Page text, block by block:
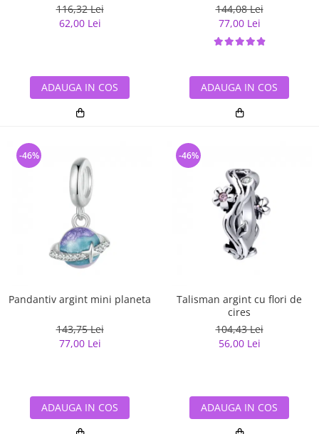
116,32 Lei
62,00 Lei
ADAUGA IN COS
144,08 Lei
77,00 Lei
ADAUGA IN COS
Pandantiv argint mini planeta
143,75 Lei
77,00 Lei
-46%
ADAUGA IN COS
Talisman argint cu flori de
cires
104,43 Lei
56,00 Lei
-46%
ADAUGA IN COS